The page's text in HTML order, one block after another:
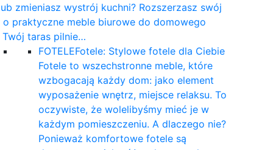
zmieniasz wystrój kuchni? Rozszerzasz swój
o praktyczne meble biurowe do domowego
Twój taras pilnie…
FOTELEFotele: Stylowe fotele dla Ciebie
Fotele to wszechstronne meble, które
wzbogacają każdy dom: jako element
wyposażenie wnętrz, miejsce relaksu. To
oczywiste, że wolelibyśmy mieć je w
każdym pomieszczeniu. A dlaczego nie?
Ponieważ komfortowe fotele są